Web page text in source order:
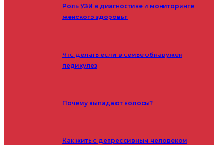
Роль УЗИ в диагностике и мониторинге
женского здоровья
Что делать если в семье обнаружен
педикулез
Почему выпадают волосы?
Как жить с депрессивным человеком